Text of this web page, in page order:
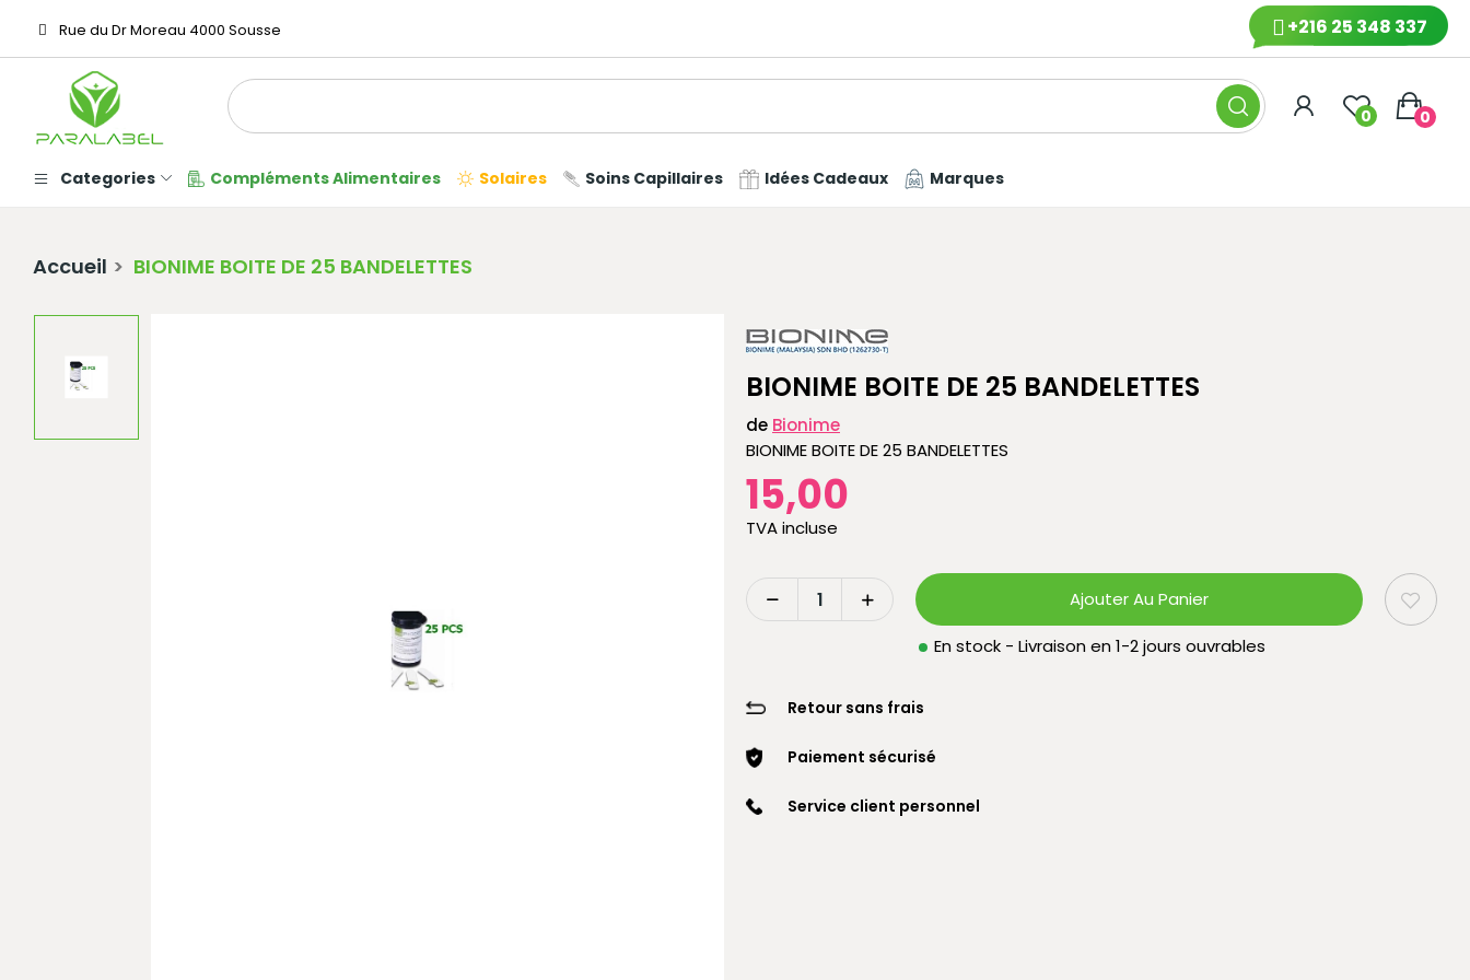
Rue du Dr Moreau 4000 Sousse +216 25 348 337
0 0
Categories Compléments Alimentaires Solaires Soins Capillaires Idées Cadeaux Marques
Accueil BIONIME BOITE DE 25 BANDELETTES
BIONIME BOITE DE 25 BANDELETTES
de Bionime
BIONIME BOITE DE 25 BANDELETTES
15,00
TVA incluse
Ajouter Au Panier
En stock - Livraison en 1-2 jours ouvrables
Retour sans frais
Paiement sécurisé
Service client personnel